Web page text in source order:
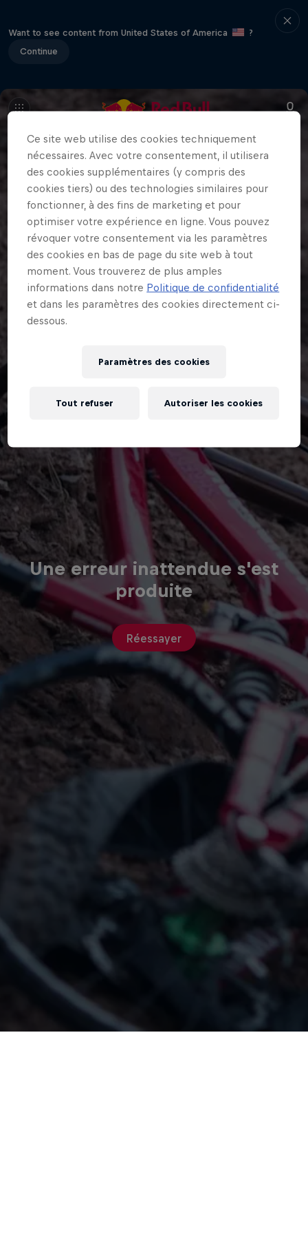
Want to see content from United States of America
?
Continue
Une erreur inattendue s'est
produite
Réessayer
Ce site web utilise des cookies techniquement
nécessaires. Avec votre consentement, il utilisera
des cookies supplémentaires (y compris des
cookies tiers) ou des technologies similaires pour
fonctionner, à des fins de marketing et pour
optimiser votre expérience en ligne. Vous pouvez
révoquer votre consentement via les paramètres
des cookies en bas de page du site web à tout
moment. Vous trouverez de plus amples
informations dans notre Politique de confidentialité
et dans les paramètres des cookies directement ci-
dessous.
Paramètres des cookies
Tout refuser Autoriser les cookies